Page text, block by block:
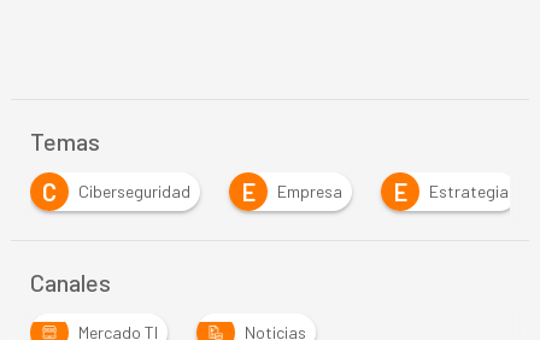
Temas
C
Ciberseguridad E Empresa E Estrategia
Canales
Mercado TI Noticias